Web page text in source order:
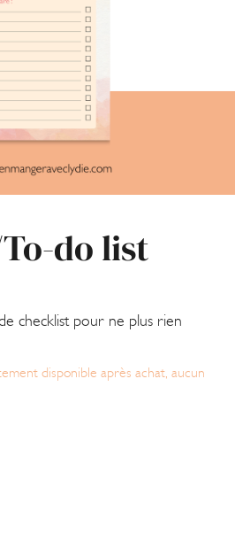
do list
checklist pour ne plus rien
disponible après achat, aucun